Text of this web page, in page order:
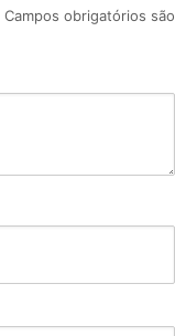
Campos obrigatórios são